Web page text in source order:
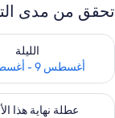
تحقق من مدى
الليلة
أغسطس 9 - أغسطس 10
تحقق من مدى التوفر لليلة
عطلة نهاية هذا
تحقق من مدى التوفر